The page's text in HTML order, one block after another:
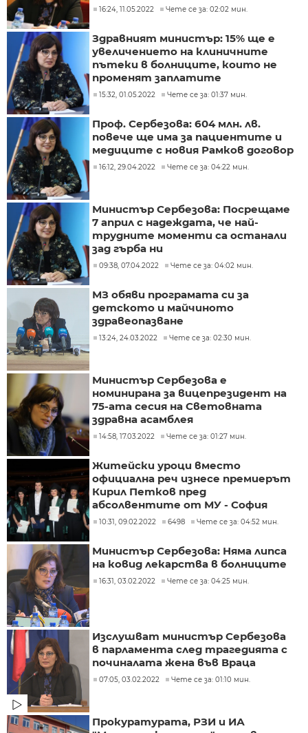
16:24, 11.05.2022 Чете се за: 02:02 мин.
Здравният министър: 15% ще е
увеличението на клиничните
пътеки в болниците, които не
променят заплатите
15:32, 01.05.2022 Чете се за: 01:37 мин.
Проф. Сербезова: 604 млн. лв.
повече ще има за пациентите и
медиците с новия Рамков договор
16:12, 29.04.2022 Чете се за: 04:22 мин.
Министър Сербезова: Посрещаме
7 април с надеждата, че най-
трудните моменти са останали
зад гърба ни
09:38, 07.04.2022 Чете се за: 04:02 мин.
МЗ обяви програмата си за
детското и майчиното
здравеопазване
13:24, 24.03.2022 Чете се за: 02:30 мин.
Министър Сербезова е
номинирана за вицепрезидент на
75-ата сесия на Световната
здравна асамблея
14:58, 17.03.2022 Чете се за: 01:27 мин.
Житейски уроци вместо
официална реч изнесе премиерът
Кирил Петков пред
абсолвентите от МУ - София
10:31, 09.02.2022 6498 Чете се за: 04:52 мин.
Министър Сербезова: Няма липса
на ковид лекарства в болниците
16:31, 03.02.2022 Чете се за: 04:25 мин.
Изслушват министър Сербезова
в парламента след трагедията с
починалата жена във Враца
07:05, 03.02.2022 Чете се за: 01:10 мин.
Прокуратурата, РЗИ и ИА